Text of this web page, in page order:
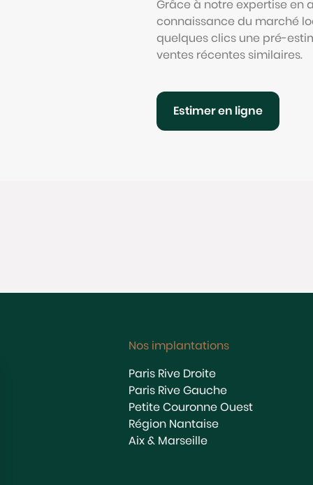
Grâce à notre expertise en
connaissance du marché
quelques clics une pré-
ventes récentes similaires.
Estimer en ligne
Nos implantations
Paris Rive Droite
Paris Rive Gauche
Petite Couronne Ouest
Région Nantaise
Aix & Marseille